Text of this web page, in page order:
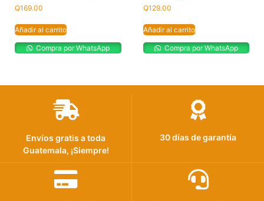
Q169.00
Añadir al carrito
Compra por WhatsApp
Q129.00
Añadir al carrito
Compra por WhatsApp
Envíos gratis a toda
Guatemala, ¡Siempre!
30 días de garantía